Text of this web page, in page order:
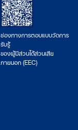
ช่องทางการตอบแบบวัดการ
รับรู้
ของผู้มีส่วนได้ส่วนเสีย
ภายนอก (EEC)